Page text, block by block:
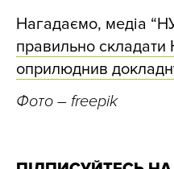
Нагадаємо, медіа
правильно
оприлюднив
Фото – freepik